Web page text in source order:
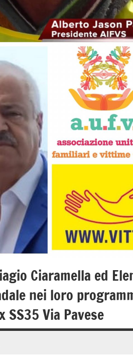
Ciaramella ed
nei loro
SS35 Via Pavese